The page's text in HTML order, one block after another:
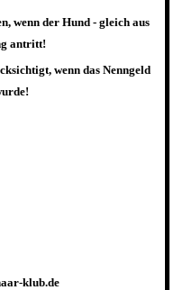
wenn der Hund - gleich aus
antritt!
wenn das Nenngeld
klub.de